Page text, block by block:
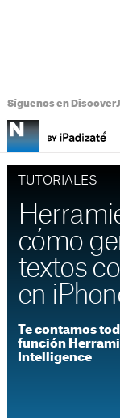
Síguenos en Discover
TUTORIALES
cómo
textos
en
Te contamos
función
Intelligence